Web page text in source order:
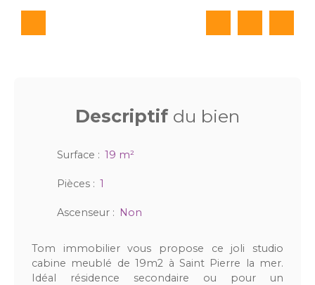
Descriptifdu bien
Surface : 19 m²
Pièces : 1
Ascenseur : Non
Tom immobilier vous propose ce joli studio
cabine meublé de 19m2 à Saint Pierre la mer.
Idéal résidence secondaire ou pour un